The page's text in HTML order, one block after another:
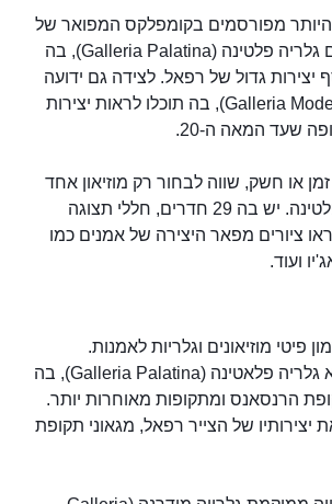
היותר מפורסמים בקומפלקס המפואר של
המוזיאונים שכאן הם גלריה פלטינה (Galleria Palatina), בה
יצירות גדול של רפאל. לצידה גם ידועה
גלריה מודרנה (Galleria Moderna), בה תוכלו לראות יצירות
שעד המאה ה-20.
או חשק, שווה לבחור רק מוזיאון אחד
ואז זה יהיה גלריה פלטינה. יש בה 29 חדרים, חללי תצוגה
ציורים מפאר היצירה של אמנים כמו
ועוד.
פיטי מוזיאונים וגלריות לאמנות.
המומלצת שבהן היא גלריה פלאטינה (Galleria Palatina), בה
הרנסאנס ומתקופות מאוחרות יותר.
יצירותיו של הצייר רפאל, מגאוני תקופת